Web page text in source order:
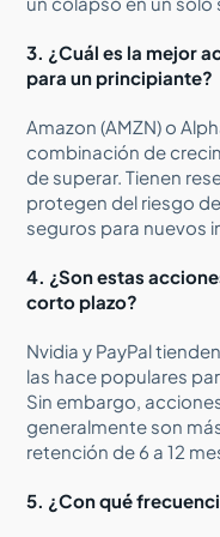
3. ¿Cuál es la mejor
para un principiante?
Amazon (AMZN) o
combinación de
de superar. Tienen
protegen del riesgo
seguros para nuevos
4. ¿Son estas
corto plazo?
Nvidia y PayPal
las hace populares
Sin embargo,
generalmente son
retención de 6 a 12
5. ¿Con qué